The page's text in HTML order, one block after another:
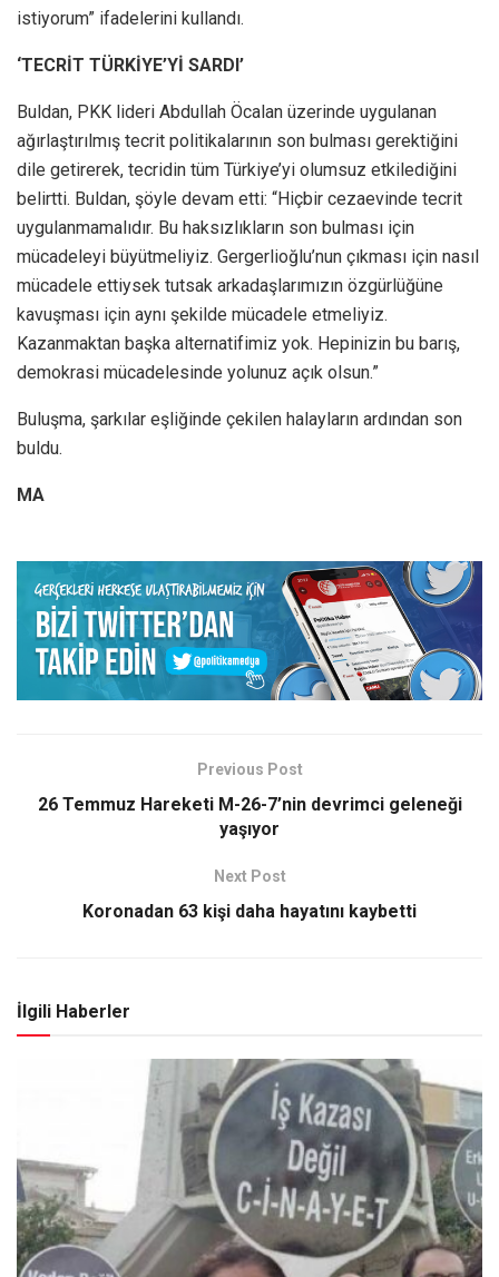
istiyorum” ifadelerini kullandı.
‘TECRİT TÜRKİYE’Yİ SARDI’
Buldan, PKK lideri Abdullah Öcalan üzerinde uygulanan
ağırlaştırılmış tecrit politikalarının son bulması gerektiğini
dile getirerek, tecridin tüm Türkiye’yi olumsuz etkilediğini
belirtti. Buldan, şöyle devam etti: “Hiçbir cezaevinde tecrit
uygulanmamalıdır. Bu haksızlıkların son bulması için
mücadeleyi büyütmeliyiz. Gergerlioğlu’nun çıkması için nasıl
mücadele ettiysek tutsak arkadaşlarımızın özgürlüğüne
kavuşması için aynı şekilde mücadele etmeliyiz.
Kazanmaktan başka alternatifimiz yok. Hepinizin bu barış,
demokrasi mücadelesinde yolunuz açık olsun.”
Buluşma, şarkılar eşliğinde çekilen halayların ardından son
buldu.
MA
Previous Post
26 Temmuz Hareketi M-26-7’nin devrimci geleneği
yaşıyor
Next Post
Koronadan 63 kişi daha hayatını kaybetti
İlgili Haberler